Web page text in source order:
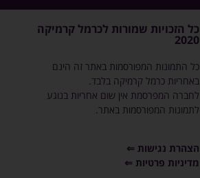
כל הזכויות שמורות לכרמל קרמיקה
2020
כל התמונות המפורסמות באתר זה הינם
באחריות כרמל קרמיקה בלבד.
לחברה המפרסמת אין שום אחריות בנוגע
לתמונות המפורסמות באתר.
הצהרת נגישות ⇐
מדיניות פרטיות ⇐